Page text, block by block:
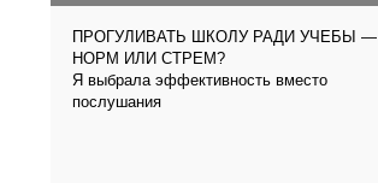
ПРОГУЛИВАТЬ ШКОЛУ РАДИ УЧЕБЫ —
НОРМ ИЛИ СТРЕМ?
Я выбрала эффективность вместо
послушания